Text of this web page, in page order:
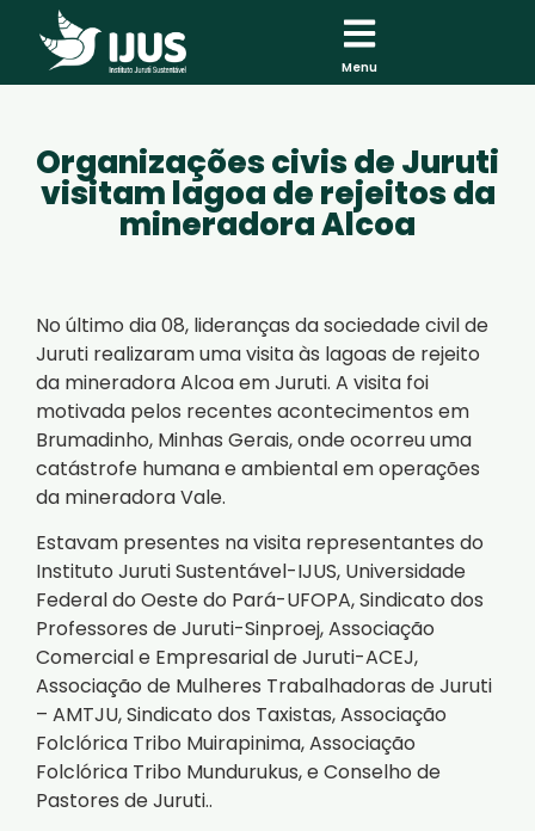
Menu
Organizações civis de Juruti
visitam lagoa de rejeitos da
mineradora Alcoa
No último dia 08, lideranças da sociedade civil de
Juruti realizaram uma visita às lagoas de rejeito
da mineradora Alcoa em Juruti. A visita foi
motivada pelos recentes acontecimentos em
Brumadinho, Minhas Gerais, onde ocorreu uma
catástrofe humana e ambiental em operações
da mineradora Vale.
Estavam presentes na visita representantes do
Instituto Juruti Sustentável-IJUS, Universidade
Federal do Oeste do Pará-UFOPA, Sindicato dos
Professores de Juruti-Sinproej, Associação
Comercial e Empresarial de Juruti-ACEJ,
Associação de Mulheres Trabalhadoras de Juruti
– AMTJU, Sindicato dos Taxistas, Associação
Folclórica Tribo Muirapinima, Associação
Folclórica Tribo Mundurukus, e Conselho de
Pastores de Juruti..